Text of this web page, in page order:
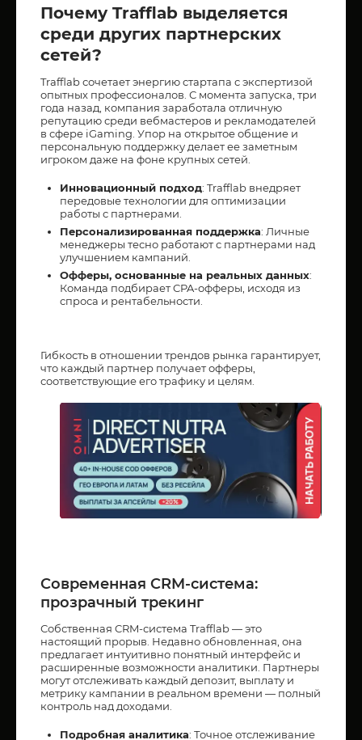
Почему Trafflab выделяется
среди других партнерских
сетей?
Trafflab сочетает энергию стартапа с экспертизой
опытных профессионалов. С момента запуска, три
года назад, компания заработала отличную
репутацию среди вебмастеров и рекламодателей
в сфере iGaming. Упор на открытое общение и
персональную поддержку делает ее заметным
игроком даже на фоне крупных сетей.
Инновационный подход: Trafflab внедряет
передовые технологии для оптимизации
работы с партнерами.
Персонализированная поддержка: Личные
менеджеры тесно работают с партнерами над
улучшением кампаний.
Офферы, основанные на реальных данных:
Команда подбирает CPA-офферы, исходя из
спроса и рентабельности.
Гибкость в отношении трендов рынка гарантирует,
что каждый партнер получает офферы,
соответствующие его трафику и целям.
Современная CRM-система:
прозрачный трекинг
Собственная CRM-система Trafflab — это
настоящий прорыв. Недавно обновленная, она
предлагает интуитивно понятный интерфейс и
расширенные возможности аналитики. Партнеры
могут отслеживать каждый депозит, выплату и
метрику кампании в реальном времени — полный
контроль над доходами.
Подробная аналитика: Точное отслеживание